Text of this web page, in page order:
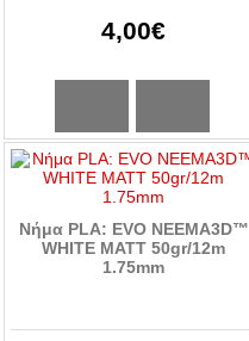
4,00€
Νήμα PLA: EVO NEEMA3D™
WHITE MATT 50gr/12m
1.75mm